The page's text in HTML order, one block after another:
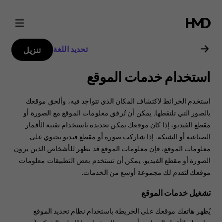
دليل
مستخدم
هاتف
Nokia
2.3
تحديد اللغة تنزيل
استخدام خدمات الموقع
استخدم الخرائط لاكتشاف المكان الذي تتواجد فيه، وألحق موقعك
بالصور التي تلتقطها. يمكن أن تُرفق معلومات الموقع مع الصورة أو
مقطع الفيديو، إذا كان موقعك يمكن تحديده باستخدام تقنية الأقمار
الصناعية أو الشبكة. إذا شاركت صورة أو مقطع فيديو يحتوي على
معلومات الموقع، فإن معلومات الموقع قد تظهر للأشخاص الذين يرون
الصورة أو مقطع الفيديو. يمكن أن تستخدم بعض التطبيقات معلومات
موقعك لتقدم لك مجموعة أوسع من الخدمات.
تشغيل خدمات الموقع
يُظهر هاتفك موقعك على الخريطة باستخدام نظام تحديد الموقع